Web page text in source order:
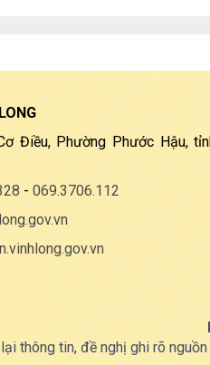
Điều, Phường Phước Hậu,
- 069.3706.112
thông tin, đề nghị ghi rõ nguồn